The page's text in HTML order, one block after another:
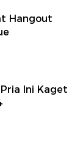
Hangout
Ini Kaget